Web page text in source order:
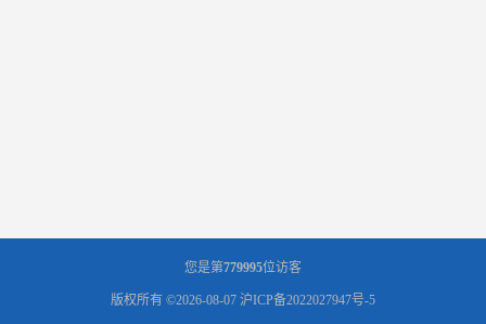
您是第779995位访客
版权所有 ©2026-08-07 沪ICP备2022027947号-5